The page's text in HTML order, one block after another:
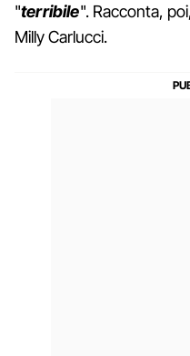
"terribile". Racconta,
Milly Carlucci.